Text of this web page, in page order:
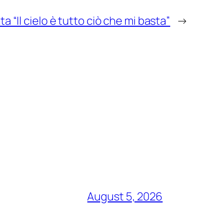
“Il cielo è tutto ciò che mi basta” →
August 5, 2026